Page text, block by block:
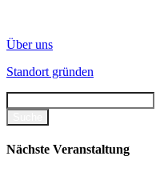
Über uns
Standort gründen
Nächste Veranstaltung